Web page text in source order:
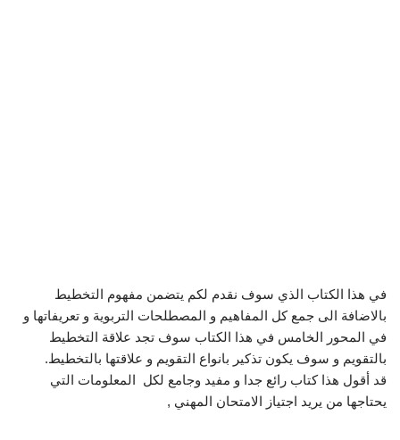
في هذا الكتاب الذي سوف نقدم لكم يتضمن مفهوم التخطيط
بالاضافة الى جمع كل المفاهيم و المصطلحات التربوية و تعريفاتها و
في المحور الخامس في هذا الكتاب سوف تجد علاقة التخطيط
بالتقويم و سوف يكون تذكير بانواع التقويم و علاقتها بالتخطيط.
قد أقول هذا كتاب رائع جدا و مفيد وجامع لكل المعلومات التي
يحتاجها من يريد اجتياز الامتحان المهني ,